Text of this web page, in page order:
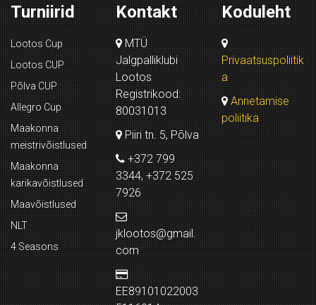
Turniirid
Lootos Cup
Lootos CUP
Põlva CUP
Allegro Cup
Maakonna
meistrivõistlused
Maakonna
karikavõistlused
Maavõistlused
NLT
4 Seasons
Kontakt
MTÜ
Jalgpalliklubi
Lootos
Registrikood:
80031013
Piiri tn. 5, Põlva
+372 799
3344, +372 525
7926
jklootos@gmail.
com
EE89101022003
Koduleht
Privaatsuspoliitik
a
Annetamise
poliitika